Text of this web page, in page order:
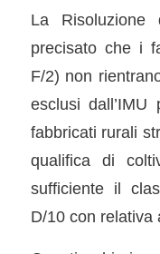
La
precisato che i
F/2) non
esclusi
fabbricati rurali
qualifica di
sufficiente il
D/10 con relativa